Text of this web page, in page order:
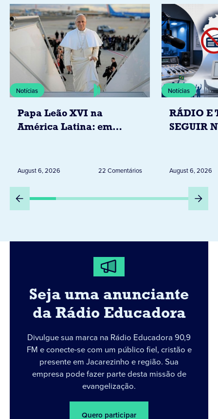
Notícias
Papa Leão XVI na
América Latina: em
Peru
August 6, 2026 22 Comentários
Notícias
RÁDIO E
SEGUIR
DESTA
August 6, 2026
Seja uma anunciante
da Rádio Educadora
Divulgue sua marca na Rádio Educadora 90,9
FM e conecte-se com um público fiel, cristão e
presente em Jacarezinho e região. Sua
empresa pode fazer parte desta missão de
evangelização.
Quero participar